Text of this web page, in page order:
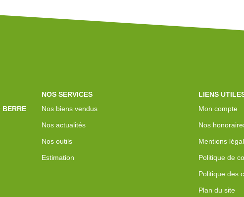
NOS SERVICES
Nos biens vendus
Nos actualités
Nos outils
Estimation
LIENS
Mon compte
Nos
Mentions
Politique de
Politique des
Plan du site